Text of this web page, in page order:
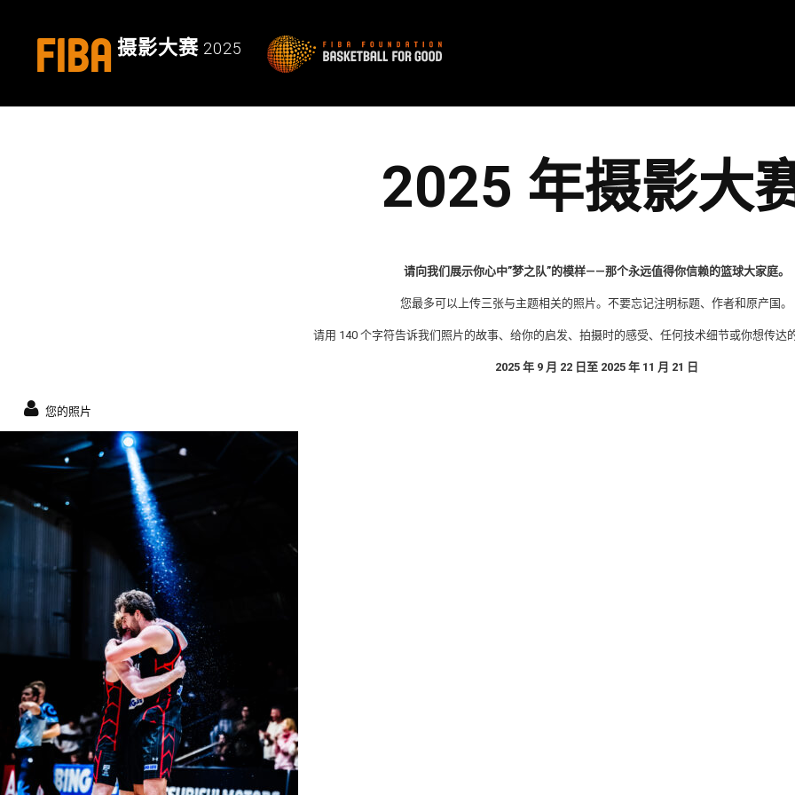
FIBA 摄影大赛 2025
2025 年摄影大
请向我们展示你心中”梦之队”的模样——那个永远值得你信赖的篮球大家庭。
您最多可以上传三张与主题相关的照片。不要忘记注明标题、作者和原产国。
请用 140 个字符告诉我们照片的故事、给你的启发、拍摄时的感受、任何技术细节或你想传达
2025 年 9 月 22 日至 2025 年 11 月 21 日
您的照片
Luca Mesiti